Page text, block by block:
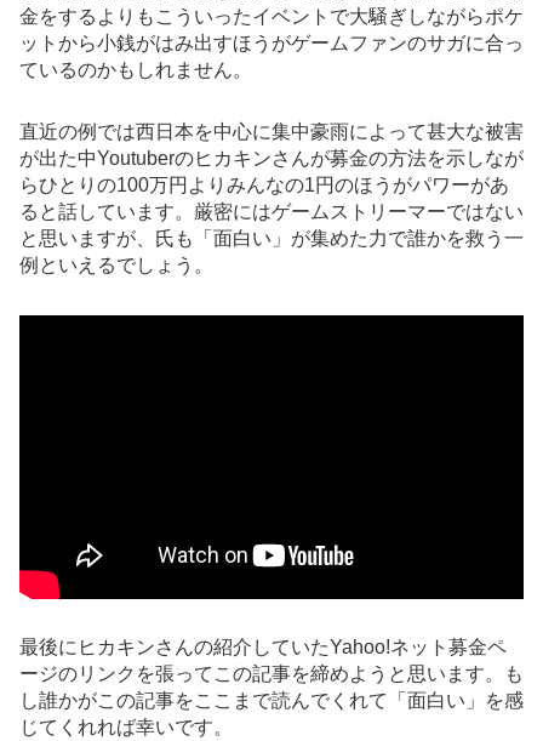
金をするよりもこういったイベントで大騒ぎしながらポケ
ットから小銭がはみ出すほうがゲームファンのサガに合っ
ているのかもしれません。
直近の例では西日本を中心に集中豪雨によって甚大な被害
が出た中Youtuberのヒカキンさんが募金の方法を示しなが
らひとりの100万円よりみんなの1円のほうがパワーがあ
ると話しています。厳密にはゲームストリーマーではない
と思いますが、氏も「面白い」が集めた力で誰かを救う一
例といえるでしょう。
最後にヒカキンさんの紹介していたYahoo!ネット募金ペ
ージのリンクを張ってこの記事を締めようと思います。も
し誰かがこの記事をここまで読んでくれて「面白い」を感
じてくれれば幸いです。